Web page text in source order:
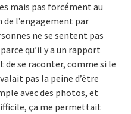
mais pas forcément au
de l’engagement par
ne se sentent pas
qu’il y a un rapport
de se raconter, comme si le
pas la peine d’être
avec des photos, et
ça me permettait